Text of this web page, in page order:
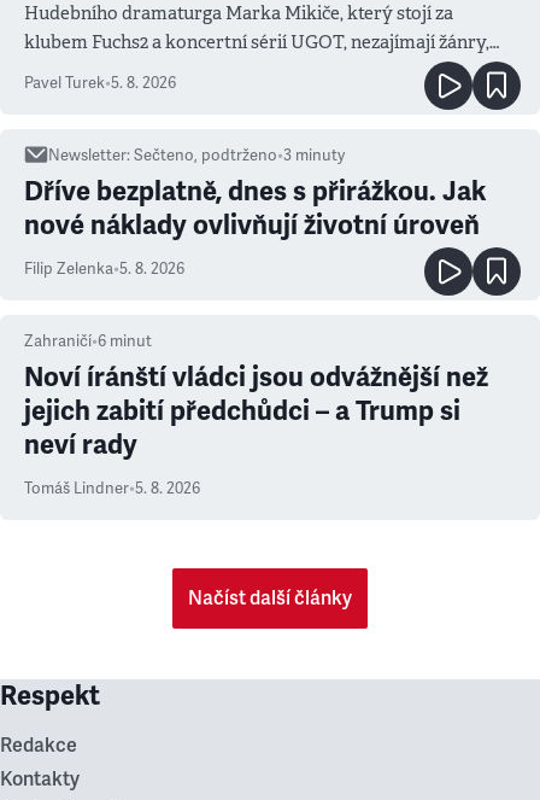
Hudebního dramaturga Marka Mikiče, který stojí za
klubem Fuchs2 a koncertní sérií UGOT, nezajímají žánry,
ale atmosféra
Pavel Turek•5. 8. 2026
Newsletter:Sečteno, podtrženo•3 minuty
Dříve bezplatně, dnes s přirážkou. Jak
nové náklady ovlivňují životní úroveň
Filip Zelenka•5. 8. 2026
Zahraničí•6 minut
Noví íránští vládci jsou odvážnější než
jejich zabití předchůdci – a Trump si
neví rady
Tomáš Lindner•5. 8. 2026
Načíst další články
Respekt
Redakce
Kontakty